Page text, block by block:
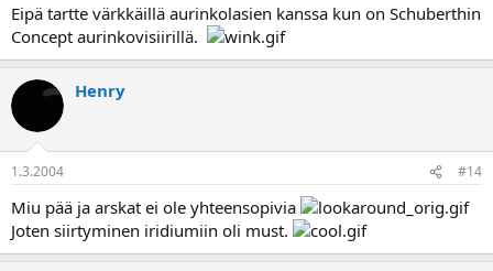
Eipä tartte värkkäillä aurinkolasien kanssa kun on Schuberthin
Concept aurinkovisiirillä.
Henry
1.3.2004 #14
Miu pää ja arskat ei ole yhteensopivia
Joten siirtyminen iridiumiin oli must.